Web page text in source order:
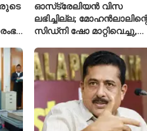
ഓസ്‌ട്രേലിയൻ വിസ
ലഭിച്ചില്ല;
സിഡ്‌നി ഷോ മാറ്റിവെച്ചു,
താരം